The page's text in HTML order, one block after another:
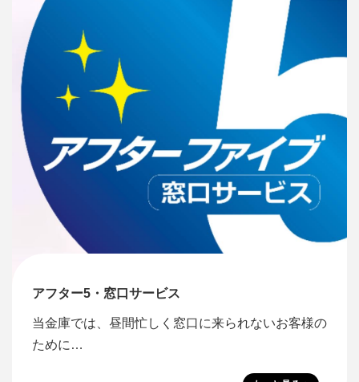
アフター5・窓口サービス
当金庫では、昼間忙しく窓口に来られないお客様の
ために…